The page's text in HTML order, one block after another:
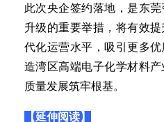
此次央企签约落地，是东
升级的重要举措，将有效
代化运营水平，吸引更多
造湾区高端电子化学材料
质量发展筑牢根基。
【延伸阅读】